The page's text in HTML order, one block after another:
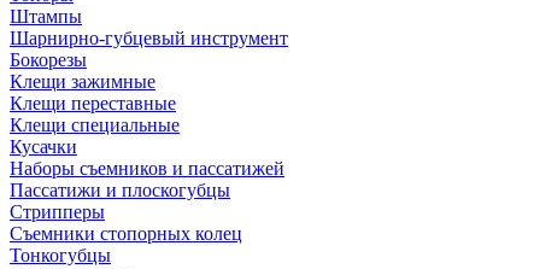
Штампы
Шарнирно-губцевый инструмент
Бокорезы
Клещи зажимные
Клещи переставные
Клещи специальные
Кусачки
Наборы съемников и пассатижей
Пассатижи и плоскогубцы
Стрипперы
Съемники стопорных колец
Тонкогубцы